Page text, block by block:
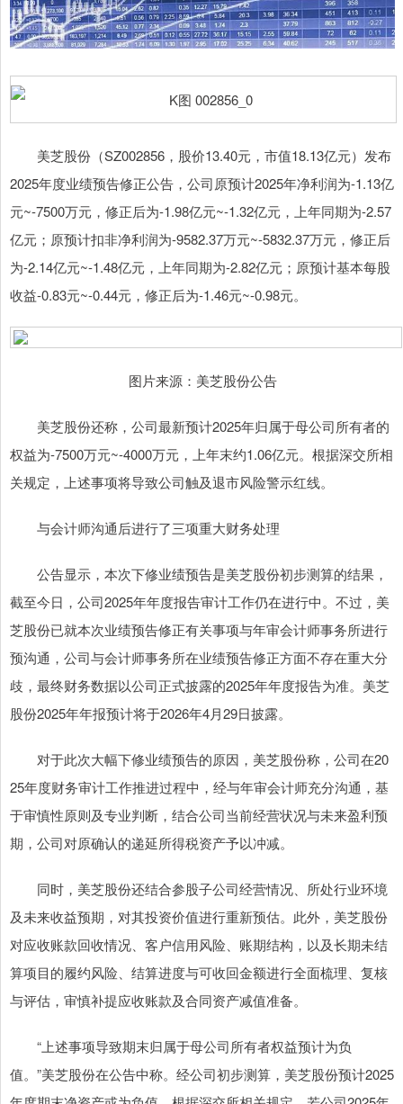
美芝股份（SZ002856，股价13.40元，市值18.13亿元）发布
2025年度业绩预告修正公告，公司原预计2025年净利润为-1.13亿
元~-7500万元，修正后为-1.98亿元~-1.32亿元，上年同期为-2.57
亿元；原预计扣非净利润为-9582.37万元~-5832.37万元，修正后
为-2.14亿元~-1.48亿元，上年同期为-2.82亿元；原预计基本每股
收益-0.83元~-0.44元，修正后为-1.46元~-0.98元。
图片来源：美芝股份公告
美芝股份还称，公司最新预计2025年归属于母公司所有者的
权益为-7500万元~-4000万元，上年末约1.06亿元。根据深交所相
关规定，上述事项将导致公司触及退市风险警示红线。
与会计师沟通后进行了三项重大财务处理
公告显示，本次下修业绩预告是美芝股份初步测算的结果，
截至今日，公司2025年年度报告审计工作仍在进行中。不过，美
芝股份已就本次业绩预告修正有关事项与年审会计师事务所进行
预沟通，公司与会计师事务所在业绩预告修正方面不存在重大分
歧，最终财务数据以公司正式披露的2025年年度报告为准。美芝
股份2025年年报预计将于2026年4月29日披露。
对于此次大幅下修业绩预告的原因，美芝股份称，公司在20
25年度财务审计工作推进过程中，经与年审会计师充分沟通，基
于审慎性原则及专业判断，结合公司当前经营状况与未来盈利预
期，公司对原确认的递延所得税资产予以冲减。
同时，美芝股份还结合参股子公司经营情况、所处行业环境
及未来收益预期，对其投资价值进行重新预估。此外，美芝股份
对应收账款回收情况、客户信用风险、账期结构，以及长期未结
算项目的履约风险、结算进度与可收回金额进行全面梳理、复核
与评估，审慎补提应收账款及合同资产减值准备。
“上述事项导致期末归属于母公司所有者权益预计为负
值。”美芝股份在公告中称。经公司初步测算，美芝股份预计2025